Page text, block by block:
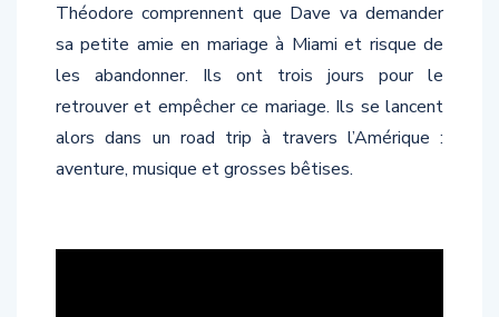
Théodore comprennent que Dave va demander
sa petite amie en mariage à Miami et risque de
les abandonner. Ils ont trois jours pour le
retrouver et empêcher ce mariage. Ils se lancent
alors dans un road trip à travers l’Amérique :
aventure, musique et grosses bêtises.